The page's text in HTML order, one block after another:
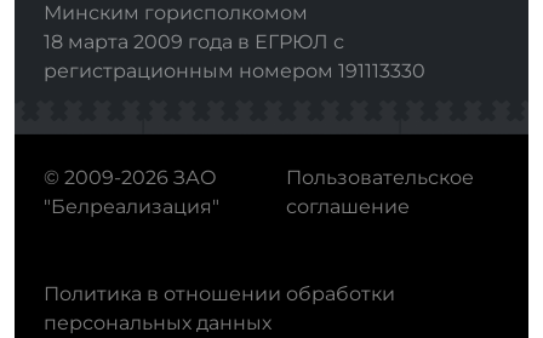
Минским горисполкомом
18 марта 2009 года в ЕГРЮЛ с
регистрационным номером 191113330
© 2009-2026 ЗАО
"Белреализация"
Пользовательское
соглашение
Политика в отношении обработки
персональных данных